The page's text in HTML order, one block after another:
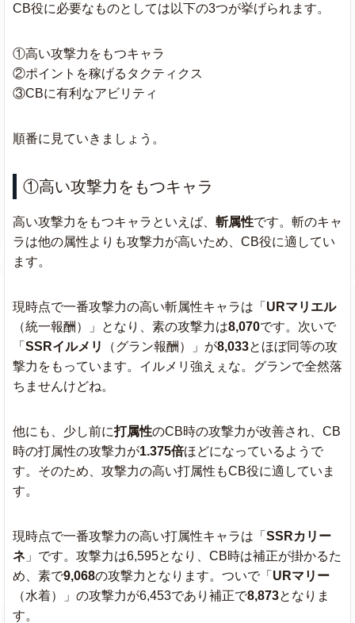
CB役に必要なものとしては以下の3つが挙げられます。
①高い攻撃力をもつキャラ
②ポイントを稼げるタクティクス
③CBに有利なアビリティ
順番に見ていきましょう。
①高い攻撃力をもつキャラ
高い攻撃力をもつキャラといえば、 斬属性です。斬のキャ
ラは他の属性よりも攻撃力が高いため、CB役に適してい
ます。
現時点で一番攻撃力の高い斬属性キャラは「 URマリエル
（統一報酬）」となり、素の攻撃力は8,070です。次いで
「 SSRイルメリ （グラン報酬）」が8,033とほぼ同等の攻
撃力をもっています。イルメリ強えぇな。グランで全然落
ちませんけどね。
他にも、少し前に打属性のCB時の攻撃力が改善され、CB
時の打属性の攻撃力が1.375倍ほどになっているようで
す。そのため、攻撃力の高い打属性もCB役に適していま
す。
現時点で一番攻撃力の高い打属性キャラは「 SSRカリー
ネ 」です。攻撃力は6,595となり、CB時は補正が掛かるた
め、素で9,068の攻撃力となります。ついで「 URマリー
（水着）」の攻撃力が6,453であり補正で8,873となりま
す。